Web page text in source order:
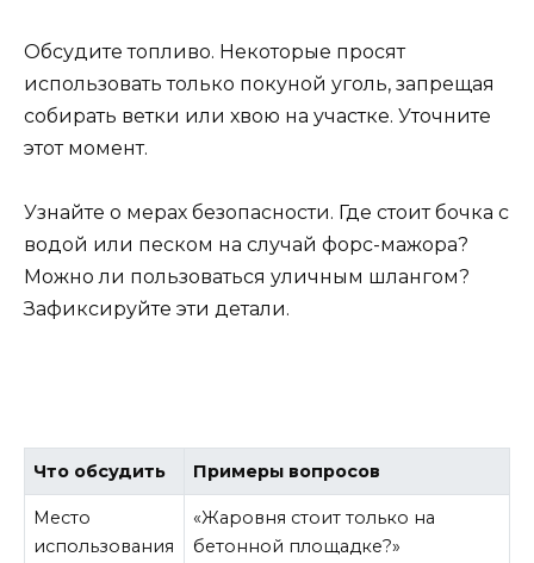
Обсудите топливо. Некоторые просят
использовать только покуной уголь, запрещая
собирать ветки или хвою на участке. Уточните
этот момент.
Узнайте о мерах безопасности. Где стоит бочка с
водой или песком на случай форс-мажора?
Можно ли пользоваться уличным шлангом?
Зафиксируйте эти детали.
Что обсудить Примеры вопросов
Место
использования
«Жаровня стоит только на
бетонной площадке?»